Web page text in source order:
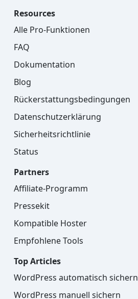
Resources
Alle Pro-Funktionen
FAQ
Dokumentation
Blog
Rückerstattungsbedingungen
Datenschutzerklärung
Sicherheitsrichtlinie
Status
Partners
Affiliate-Programm
Pressekit
Kompatible Hoster
Empfohlene Tools
Top Articles
WordPress automatisch sichern
WordPress manuell sichern